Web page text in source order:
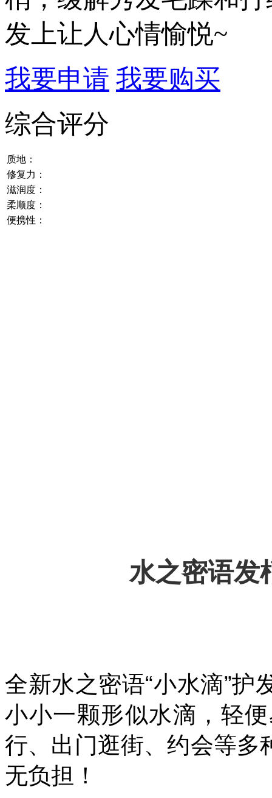
发上让人心情愉悦~
我要申请 我要购买
综合评分
质地：
修复力：
滋润度：
柔顺度：
便携性：
水之密语发
全新水之密语“小水滴”
小小一颗形似水滴，轻
行、出门逛街、约会等多
无负担！